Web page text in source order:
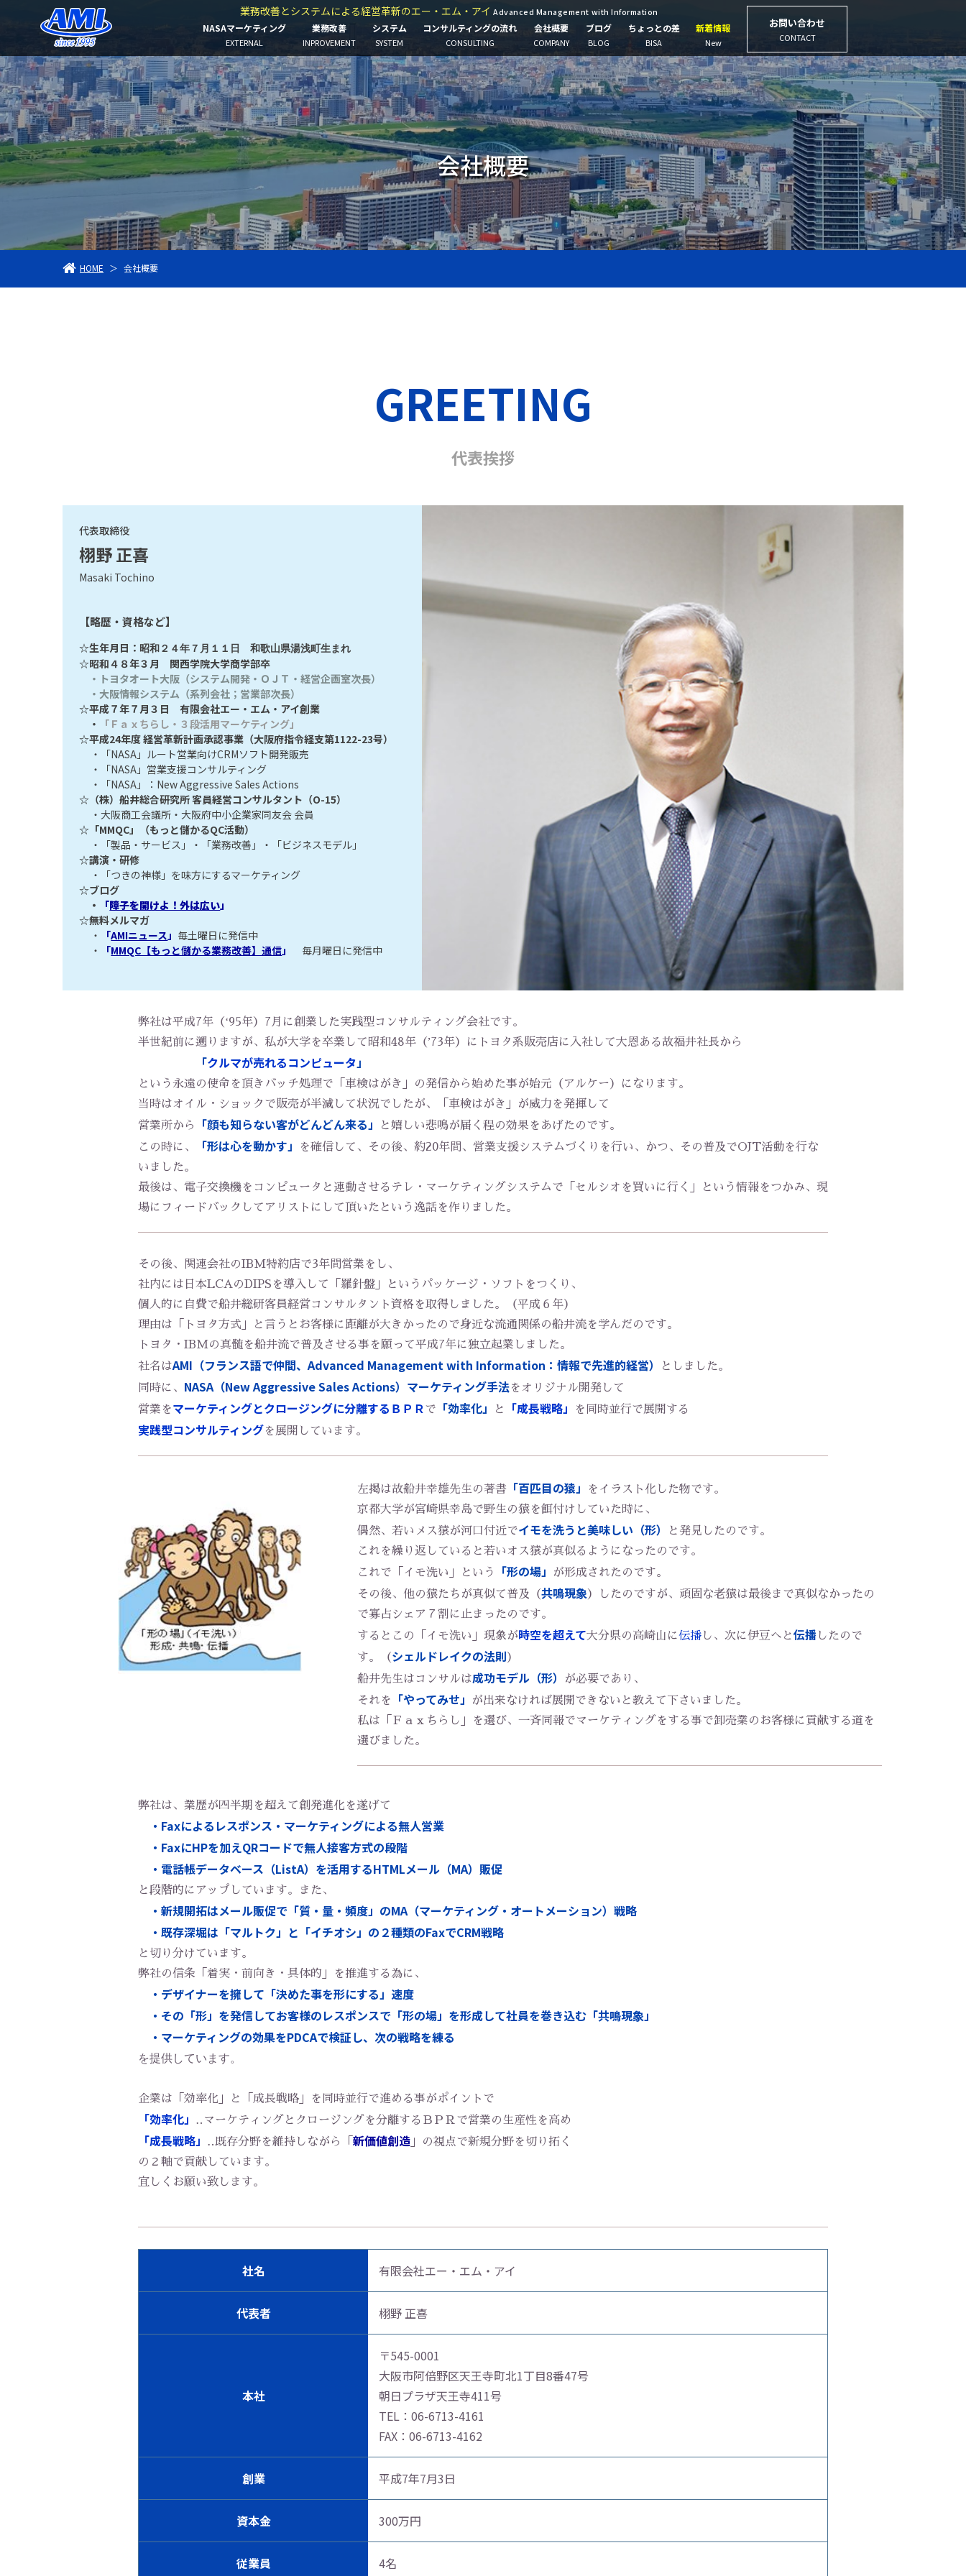
業務改善とシステムによる経営革新のエー・エム・アイ Advanced Management with Information
NASAマーケティング
EXTERNAL
業務改善
INPROVEMENT
システム
SYSTEM
コンサルティングの流れ
CONSULTING
会社概要
COMPANY
ブログ
BLOG
ちょっとの差
BISA
新着情報
New
お問い合わせ
CONTACT
会社概要
HOME ＞ 会社概要
GREETING
代表挨拶
代表取締役
栩野 正喜
Masaki Tochino
【略歴・資格など】
☆生年月日： 昭和２４年７月１１日 和歌山県湯浅町生まれ
☆昭和４８年３月 関西学院大学商学部卒
・トヨタオート大阪（システム開発・ＯＪＴ・経営企画室次長）
・大阪情報システム（系列会社；営業部次長）
☆平成７年７月３日 有限会社エー・エム・アイ創業
・
「Ｆａｘちらし・３段活用マーケティング」
☆平成24年度 経営革新計画承認事業（大阪府指令経支第1122-23号）
・「NASA」ルート営業向けCRMソフト開発販売
・「NASA」営業支援コンサルティング
・「NASA」：New Aggressive Sales Actions
☆（株）船井総合研究所 客員経営コンサルタント（O-15）
・大阪商工会議所・大阪府中小企業家同友会 会員
☆「MMQC」（もっと儲かるQC活動）
・「製品・サービス」・「業務改善」・「ビジネスモデル」
☆講演・研修
・「つきの神様」を味方にするマーケティング
☆ブログ
・
「障子を開けよ！外は広い」
☆無料メルマガ
・
「AMIニュース」 毎土曜日に発信中
・
「MMQC【もっと儲かる業務改善】通信」 毎月曜日に発信中
弊社は平成7年（ʻ95年）7月に創業した実践型コンサルティング会社です。
半世紀前に遡りますが、私が大学を卒業して昭和48年（ʼ73年）にトヨタ系販売店に入社して大恩ある故福井社長から
「クルマが売れるコンピュータ」
という永遠の使命を頂きバッチ処理で「車検はがき」の発信から始めた事が始元（アルケー）になります。
当時はオイル・ショックで販売が半減して状況でしたが、「車検はがき」が威力を発揮して
​​​​​​​営業所から
「顔も知らない客がどんどん来る」
と嬉しい悲鳴が届く程の効果をあげたのです。
この時に、
「形は心を動かす」
を確信して、その後、約20年間、営業支援システムづくりを行い、かつ、その普及でOJT活動を行な
いました。
最後は、電子交換機をコンピュータと連動させるテレ・マーケティングシステムで「セルシオを買いに行く」という情報をつかみ、現
場にフィードバックしてアリストにして頂いたという逸話を作りました。
その後、関連会社のIBM特約店で3年間営業をし、
社内には日本LCAのDIPSを導入して「羅針盤」というパッケージ・ソフトをつくり、
個人的に自費で船井総研客員経営コンサルタント資格を取得しました。（平成６年）
理由は「トヨタ方式」と言うとお客様に距離が大きかったので身近な流通関係の船井流を学んだのです。
​​​​​​​トヨタ・IBMの真髄を船井流で普及させる事を願って平成7年に独立起業しました。
社名はAMI（フランス語で仲間、Advanced Management with Information：情報で先進的経営）
としました。
同時に、 NASA（New Aggressive Sales Actions）マーケティング手法をオリジナル開発して
営業をマーケティングとクロージングに分離するＢＰＲで 「効率化」 と 「成長戦略」 を同時並行で展開する
実践型コンサルティングを展開しています。
左掲は故船井幸雄先生の著書 「百匹目の猿」
をイラスト化した物です。
京都大学が宮崎県幸島で野生の猿を餌付けしていた時に、
偶然、若いメス猿が河口付近でイモを洗うと美味しい（形）
と発見したのです。
これを繰り返していると若いオス猿が真似るようになったのです。
これで「イモ洗い」という
「形の場」
が形成されたのです。
その後、他の猿たちが真似て普及（共鳴現象）したのですが、頑固な老猿は最後まで真似なかったの
で寡占シェア７割に止まったのです。
​​​​​​​するとこの「イモ洗い」現象が時空を超えて大分県の高崎山に伝播 し、次に伊豆へと伝播 したので
す。（シェルドレイクの法則）
船井先生はコンサルは成功モデル（形）
が必要であり、
それを
「やってみせ」
が出来なければ展開できないと教えて下さいました。
​​​​​​​私は「Ｆａｘちらし」を選び、一斉同報でマーケティングをする事で卸売業のお客様に貢献する道を
選びました。
弊社は、業歴が四半期を超えて創発進化を遂げて
・Faxによるレスポンス・マーケティングによる無人営業
・FaxにHPを加えQRコードで無人接客方式の段階
・電話帳データベース（ListA）を活用するHTMLメール（MA）販促
と段階的にアップしています。また、
・新規開拓はメール販促で「質・量・頻度」のMA（マーケティング・オートメーション）戦略
・既存深堀は「マルトク」と「イチオシ」の２種類のFaxでCRM戦略
と切り分けています。
弊社の信条「着実・前向き・具体的」を推進する為に、
・デザイナーを擁して「決めた事を形にする」速度
・その「形」を発信してお客様のレスポンスで「形の場」を形成して社員を巻き込む「共鳴現象」
・マーケティングの効果をPDCAで検証し、次の戦略を練る
​​​​​​​を提供しています。
企業は「効率化」と「成長戦略」を同時並行で進める事がポイントで
「効率化」 ‥マーケティングとクロージングを分離するＢＰＲで営業の生産性を高め
「成長戦略」 ‥既存分野を維持しながら「 新価値創造 」の視点で新規分野を切り拓く
の２軸で貢献しています。
宜しくお願い致します。​​​​​​​
社名 有限会社エー・エム・アイ
代表者 栩野 正喜
本社
〒545-0001
大阪市阿倍野区天王寺町北1丁目8番47号
朝日プラザ天王寺411号
TEL：06-6713-4161
FAX：06-6713-4162​​​​​​​
創業 平成7年7月3日
資本金 300万円
従業員 4名